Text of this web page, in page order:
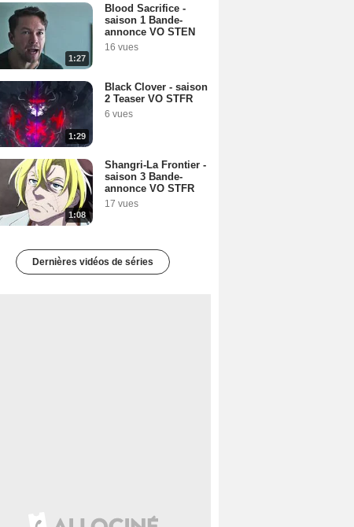
1:27
Blood Sacrifice -
saison 1 Bande-
annonce VO STEN
16 vues
1:29
Black Clover - saison
2 Teaser VO STFR
6 vues
1:08
Shangri-La Frontier -
saison 3 Bande-
annonce VO STFR
17 vues
Dernières vidéos de séries